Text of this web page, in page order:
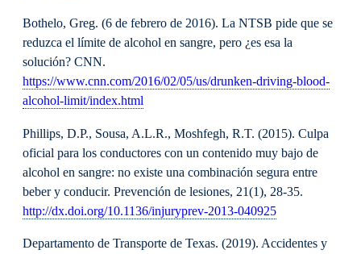
Bothelo, Greg. (6 de febrero de 2016). La NTSB pide que se
reduzca el límite de alcohol en sangre, pero ¿es esa la
solución? CNN.
https://www.cnn.com/2016/02/05/us/drunken-driving-blood-
alcohol-limit/index.html
Phillips, D.P., Sousa, A.L.R., Moshfegh, R.T. (2015). Culpa
oficial para los conductores con un contenido muy bajo de
alcohol en sangre: no existe una combinación segura entre
beber y conducir. Prevención de lesiones, 21(1), 28-35.
http://dx.doi.org/10.1136/injuryprev-2013-040925
Departamento de Transporte de Texas. (2019). Accidentes y